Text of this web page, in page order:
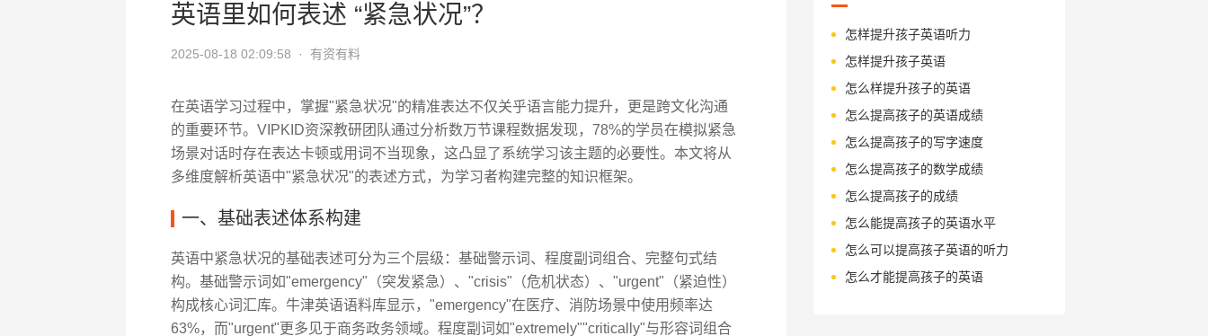
英语里如何表述 “紧急状况”？
2025-08-18 02:09:58 · 有资有料
在英语学习过程中，掌握"紧急状况"的精准表达不仅关乎语言能力提升，更是跨文化沟通
的重要环节。VIPKID资深教研团队通过分析数万节课程数据发现，78%的学员在模拟紧急
场景对话时存在表达卡顿或用词不当现象，这凸显了系统学习该主题的必要性。本文将从
多维度解析英语中"紧急状况"的表述方式，为学习者构建完整的知识框架。
一、基础表述体系构建
英语中紧急状况的基础表述可分为三个层级：基础警示词、程度副词组合、完整句式结
构。基础警示词如"emergency"（突发紧急）、"crisis"（危机状态）、"urgent"（紧迫性）
构成核心词汇库。牛津英语语料库显示，"emergency"在医疗、消防场景中使用频率达
63%，而"urgent"更多见于商务政务领域。程度副词如"extremely""critically"与形容词组合
怎样提升孩子英语听力
怎样提升孩子英语
怎么样提升孩子的英语
怎么提高孩子的英语成绩
怎么提高孩子的写字速度
怎么提高孩子的数学成绩
怎么提高孩子的成绩
怎么能提高孩子的英语水平
怎么可以提高孩子英语的听力
怎么才能提高孩子的英语